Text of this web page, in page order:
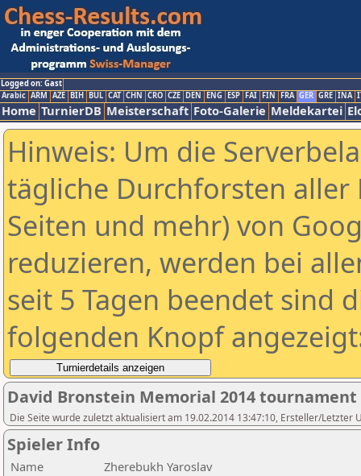
Logged on: Gast
Arabic ARM AZE BIH BUL CAT CHN CRO CZE DEN ENG ESP FAI FIN FRA GER GRE INA
Home TurnierDB Meisterschaft Foto-Galerie Meldekartei
Hinweis: Um die
tägliche Durchforsten aller
Seiten und mehr) von
reduzieren, werden bei
seit 5 Tagen beendet sind
folgenden Knopf
David Bronstein Memorial 2014 tournament
Die Seite wurde zuletzt aktualisiert am 19.02.2014 13:47:10, Ersteller/Letzter
Spieler Info
Name
Zherebukh Yaroslav